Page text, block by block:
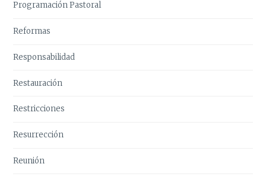
Programación Pastoral
Reformas
Responsabilidad
Restauración
Restricciones
Resurrección
Reunión